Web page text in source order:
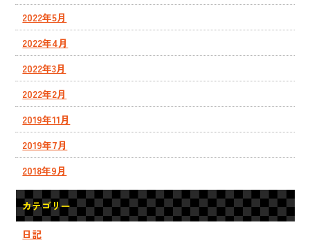
2022年5月
2022年4月
2022年3月
2022年2月
2019年11月
2019年7月
2018年9月
カテゴリー
日記